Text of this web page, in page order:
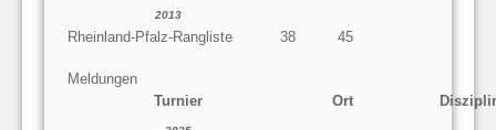
2013
Rheinland-Pfalz-Rangliste 38 45
Meldungen
Turnier
Ort